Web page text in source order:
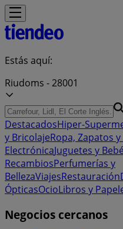
Estás aquí:
Riudoms - 28001
DestacadosHiper-
y BricolajeRopa, Zapatos
ElectrónicaJuguetes y
RecambiosPerfumerías y
BellezaViajesRestauración
ÓpticasOcioLibros y
Negocios cercanos